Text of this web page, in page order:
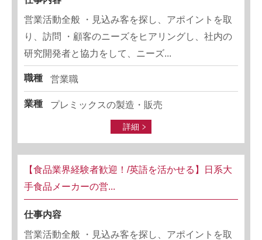
営業活動全般 ・見込み客を探し、アポイントを取
り、訪問 ・顧客のニーズをヒアリングし、社内の
研究開発者と協力をして、ニーズ...
職種 営業職
業種 プレミックスの製造・販売
詳細
【食品業界経験者歓迎！/英語を活かせる】日系大
手食品メーカーの営...
仕事内容
営業活動全般 ・見込み客を探し、アポイントを取